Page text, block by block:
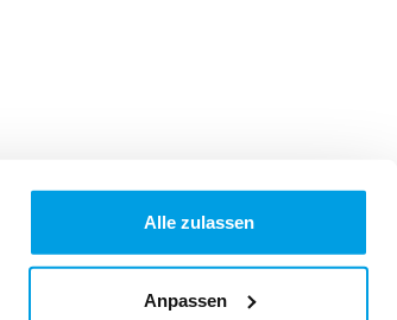
Alle zulassen
Anpassen